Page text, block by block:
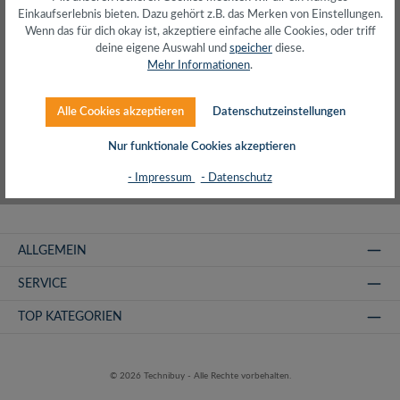
Produkte filtern
ALLGEMEIN
SERVICE
TOP KATEGORIEN
© 2026 Technibuy - Alle Rechte vorbehalten.
Einkaufserlebnis bieten. Dazu gehört z.B. das Merken von Einstellungen.
Wenn das für dich okay ist, akzeptiere einfache alle Cookies, oder triff
deine eigene Auswahl und speicher diese.
Mehr Informationen.
Alle Cookies akzeptieren Datenschutzeinstellungen
Nur funktionale Cookies akzeptieren
- Impressum - Datenschutz